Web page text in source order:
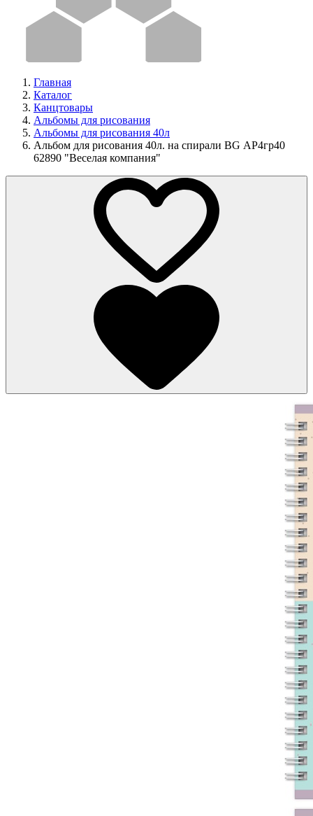
Главная
Каталог
Канцтовары
Альбомы для рисования
Альбомы для рисования 40л
Альбом для рисования 40л. на спирали BG АР4гр40
62890 "Веселая компания"